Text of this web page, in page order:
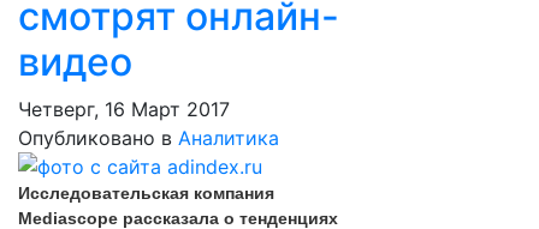
смотрят онлайн-
видео
Четверг, 16 Март 2017
Опубликовано в Аналитика
Исследовательская компания
Mediascope рассказала о тенденциях